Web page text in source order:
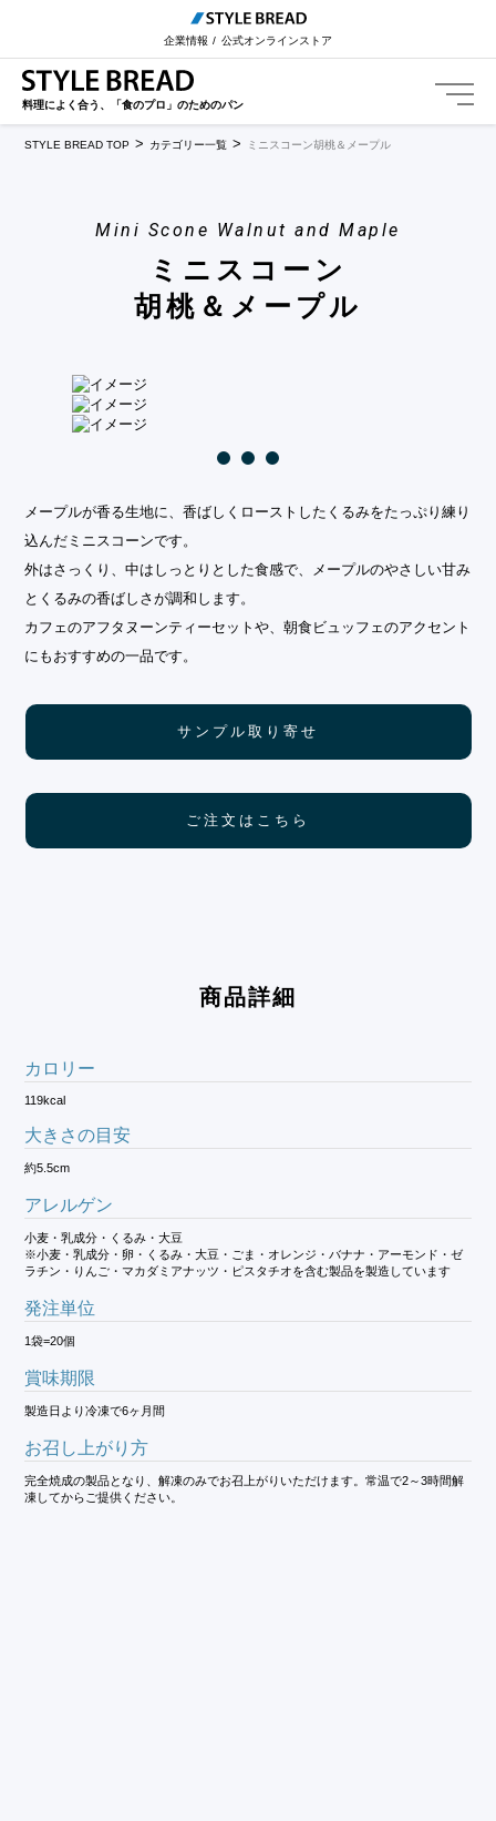
企業情報 公式オンラインストア
料理によく合う、「食のプロ」のためのパン
STYLE BREAD TOP カテゴリー一覧 ミニスコーン胡桃＆メープル
Mini Scone Walnut and Maple
ミニスコーン
胡桃＆メープル
メープルが香る生地に、香ばしくローストしたくるみをたっぷり練り
込んだミニスコーンです。
外はさっくり、中はしっとりとした食感で、メープルのやさしい甘み
とくるみの香ばしさが調和します。
カフェのアフタヌーンティーセットや、朝食ビュッフェのアクセント
にもおすすめの一品です。
サンプル取り寄せ
ご注文はこちら
商品詳細
カロリー
119kcal
大きさの目安
約5.5cm
アレルゲン
小麦・乳成分・くるみ・大豆
※小麦・乳成分・卵・くるみ・大豆・ごま・オレンジ・バナナ・アーモンド・ゼ
ラチン・りんご・マカダミアナッツ・ピスタチオを含む製品を製造しています
発注単位
1袋=20個
賞味期限
製造日より冷凍で6ヶ月間
お召し上がり方
完全焼成の製品となり、解凍のみでお召上がりいただけます。常温で2～3時間解
凍してからご提供ください。